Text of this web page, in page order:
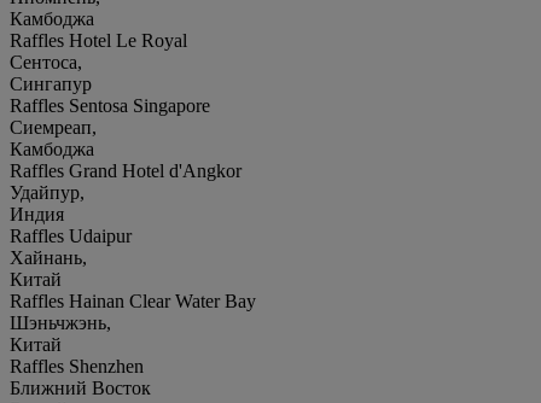
Камбоджа
Raffles Hotel Le Royal
Сентоса,
Сингапур
Raffles Sentosa Singapore
Сиемреап,
Камбоджа
Raffles Grand Hotel d'Angkor
Удайпур,
Индия
Raffles Udaipur
Хайнань,
Китай
Raffles Hainan Clear Water Bay
Шэньчжэнь,
Китай
Raffles Shenzhen
Ближний Восток